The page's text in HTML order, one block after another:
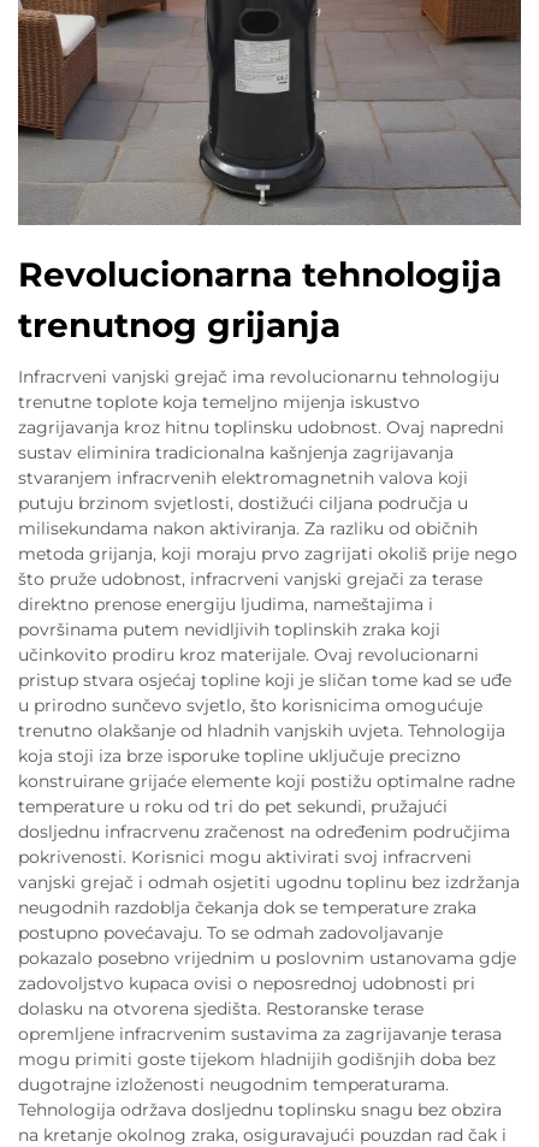
Revolucionarna tehnologija
trenutnog grijanja
Infracrveni vanjski grejač ima revolucionarnu tehnologiju
trenutne toplote koja temeljno mijenja iskustvo
zagrijavanja kroz hitnu toplinsku udobnost. Ovaj napredni
sustav eliminira tradicionalna kašnjenja zagrijavanja
stvaranjem infracrvenih elektromagnetnih valova koji
putuju brzinom svjetlosti, dostižući ciljana područja u
milisekundama nakon aktiviranja. Za razliku od običnih
metoda grijanja, koji moraju prvo zagrijati okoliš prije nego
što pruže udobnost, infracrveni vanjski grejači za terase
direktno prenose energiju ljudima, nameštajima i
površinama putem nevidljivih toplinskih zraka koji
učinkovito prodiru kroz materijale. Ovaj revolucionarni
pristup stvara osjećaj topline koji je sličan tome kad se uđe
u prirodno sunčevo svjetlo, što korisnicima omogućuje
trenutno olakšanje od hladnih vanjskih uvjeta. Tehnologija
koja stoji iza brze isporuke topline uključuje precizno
konstruirane grijaće elemente koji postižu optimalne radne
temperature u roku od tri do pet sekundi, pružajući
dosljednu infracrvenu zračenost na određenim područjima
pokrivenosti. Korisnici mogu aktivirati svoj infracrveni
vanjski grejač i odmah osjetiti ugodnu toplinu bez izdržanja
neugodnih razdoblja čekanja dok se temperature zraka
postupno povećavaju. To se odmah zadovoljavanje
pokazalo posebno vrijednim u poslovnim ustanovama gdje
zadovoljstvo kupaca ovisi o neposrednoj udobnosti pri
dolasku na otvorena sjedišta. Restoranske terase
opremljene infracrvenim sustavima za zagrijavanje terasa
mogu primiti goste tijekom hladnijih godišnjih doba bez
dugotrajne izloženosti neugodnim temperaturama.
Tehnologija održava dosljednu toplinsku snagu bez obzira
na kretanje okolnog zraka, osiguravajući pouzdan rad čak i